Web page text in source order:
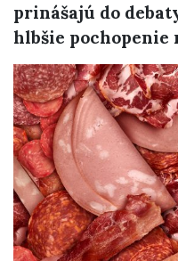
prinášajú do
hlbšie pochopenie